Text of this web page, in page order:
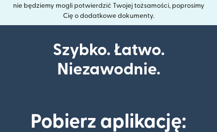
nie będziemy mogli potwierdzić Twojej tożsamości, poprosimy
Cię o dodatkowe dokumenty.
Szybko. Łatwo.
Niezawodnie.
Pobierz aplikację: